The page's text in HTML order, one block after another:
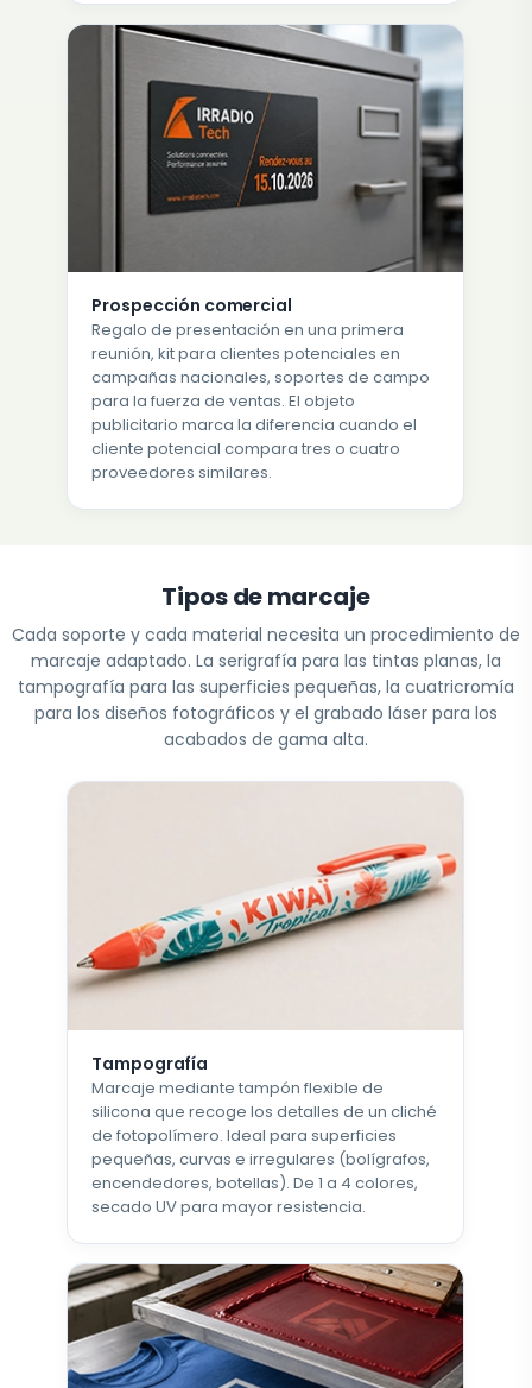
Prospección comercial
Regalo de presentación en una primera
reunión, kit para clientes potenciales en
campañas nacionales, soportes de campo
para la fuerza de ventas. El objeto
publicitario marca la diferencia cuando el
cliente potencial compara tres o cuatro
proveedores similares.
Tipos de marcaje
Cada soporte y cada material necesita un procedimiento de
marcaje adaptado. La serigrafía para las tintas planas, la
tampografía para las superficies pequeñas, la cuatricromía
para los diseños fotográficos y el grabado láser para los
acabados de gama alta.
Tampografía
Marcaje mediante tampón flexible de
silicona que recoge los detalles de un cliché
de fotopolímero. Ideal para superficies
pequeñas, curvas e irregulares (bolígrafos,
encendedores, botellas). De 1 a 4 colores,
secado UV para mayor resistencia.